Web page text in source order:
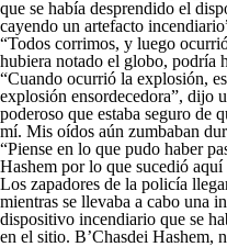
que se había desprendido el
cayendo un artefacto
“Todos corrimos, y luego
hubiera notado el globo, podría
“Cuando ocurrió la explosión,
explosión ensordecedora”, dijo
poderoso que estaba seguro de
mí. Mis oídos aún zumbaban
“Piense en lo que pudo haber
Hashem por lo que sucedió
Los zapadores de la policía
mientras se llevaba a cabo una
dispositivo incendiario que se
en el sitio. B’Chasdei Hashem,